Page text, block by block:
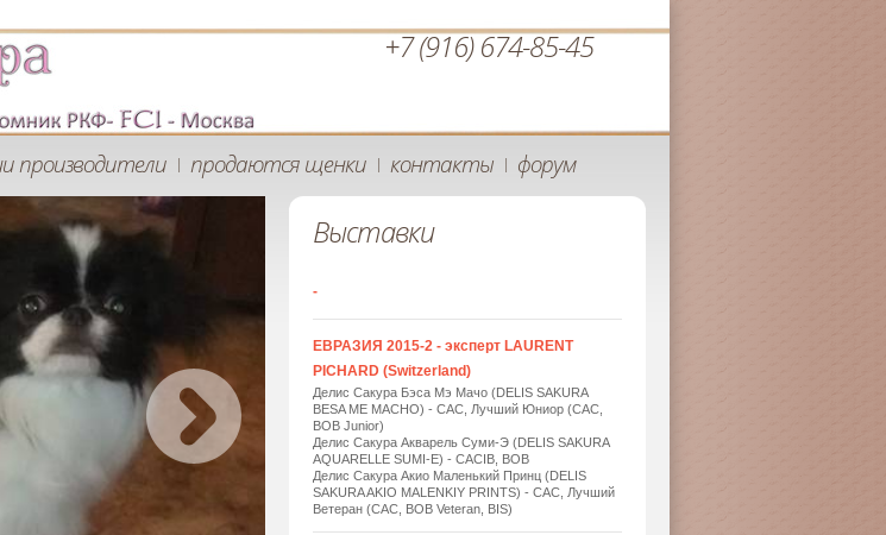
+7 (916) 674-85-45
производители | продаются щенки | контакты | форум
Выставки
-
ЕВРАЗИЯ 2015-2 - эксперт LAURENT
PICHARD (Switzerland)
Делис Сакура Бэса Мэ Мачо (DELIS SAKURA
BESA ME MACHO) - САС, Лучший Юниор (САС,
BOB Junior)
Делис Сакура Акварель Суми-Э (DELIS SAKURA
AQUARELLE SUMI-E) - САСIB, BOB
Делис Сакура Акио Маленький Принц (DELIS
SAKURA AKIO MALENKIY PRINTS) - САС, Лучший
Ветеран (САС, BOB Veteran, BIS)